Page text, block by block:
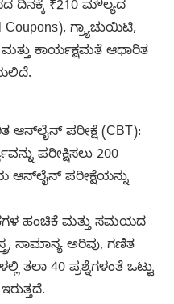
ದಿನಕ್ಕೆ ₹210 ಮೌಲ್ಯದ
ಗ್ರ್ಯಾಚುಯಿಟಿ,
ಕಾರ್ಯಕ್ಷಮತೆ ಆಧಾರಿತ
ಆನ್‌ಲೈನ್ ಪರೀಕ್ಷೆ (CBT):
ಪರೀಕ್ಷಿಸಲು 200
ಆನ್‌ಲೈನ್ ಪರೀಕ್ಷೆಯನ್ನು
ಹಂಚಿಕೆ ಮತ್ತು ಸಮಯದ
ಸಾಮಾನ್ಯ ಅರಿವು, ಗಣಿತ
ತಲಾ 40 ಪ್ರಶ್ನೆಗಳಂತೆ ಒಟ್ಟು